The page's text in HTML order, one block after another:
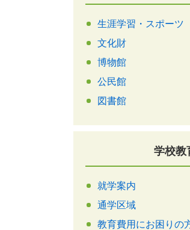
生涯学習・スポーツ
文化財
博物館
公民館
図書館
学校教
就学案内
通学区域
教育費用にお困りの